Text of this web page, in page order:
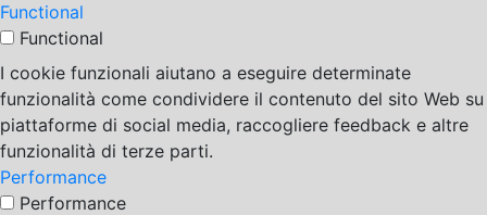
Functional
Functional
I cookie funzionali aiutano a eseguire determinate
funzionalità come condividere il contenuto del sito Web su
piattaforme di social media, raccogliere feedback e altre
funzionalità di terze parti.
Performance
Performance